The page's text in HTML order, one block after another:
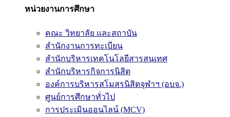
หน่วยงานการศึกษา
คณะ วิทยาลัย และสถาบัน
สำนักงานการทะเบียน
สำนักบริหารเทคโนโลยีสารสนเทศ
สำนักบริหารกิจการนิสิต
องค์การบริหารสโมสรนิสิตจุฬาฯ (อบจ.)
ศูนย์การศึกษาทั่วไป
การประเมินออนไลน์ (MCV)